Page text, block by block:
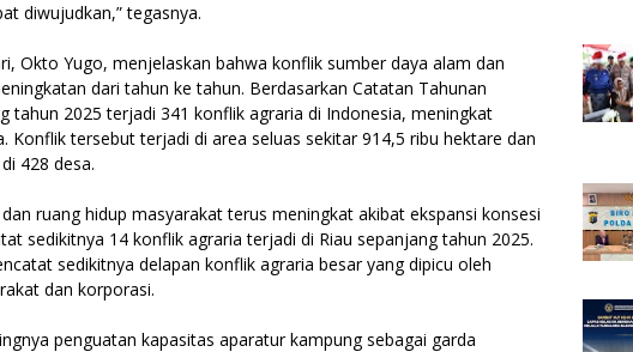
diwujudkan,” tegasnya.
Okto Yugo, menjelaskan bahwa konflik sumber daya alam dan
dari tahun ke tahun. Berdasarkan Catatan Tahunan
tahun 2025 terjadi 341 konflik agraria di Indonesia, meningkat
Konflik tersebut terjadi di area seluas sekitar 914,5 ribu hektare dan
428 desa.
ruang hidup masyarakat terus meningkat akibat ekspansi konsesi
sedikitnya 14 konflik agraria terjadi di Riau sepanjang tahun 2025.
sedikitnya delapan konflik agraria besar yang dipicu oleh
dan korporasi.
penguatan kapasitas aparatur kampung sebagai garda